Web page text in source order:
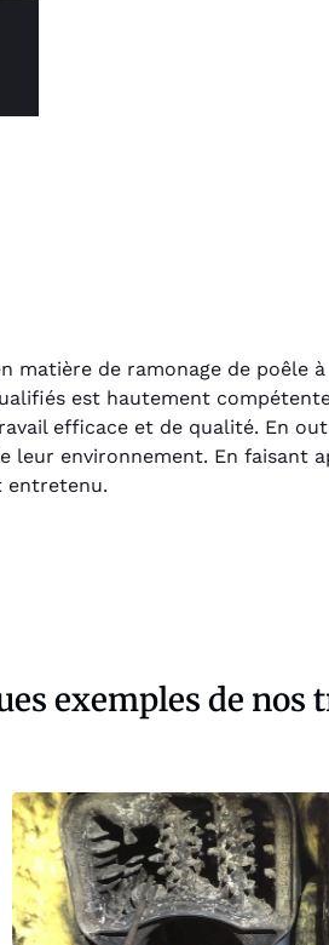
matière de ramonage de poêle
est hautement
efficace et de qualité. En
leur environnement. En faisant
entretenu.
exemples de nos